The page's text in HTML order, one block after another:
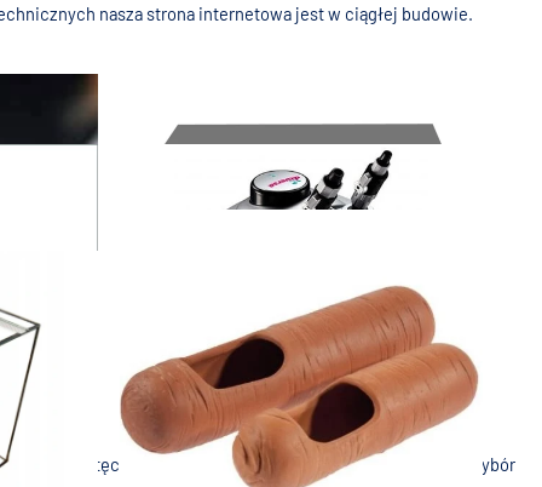
nasza strona internetowa jest w ciągłej budowie.
kraby tęczowe, żabki, krewetki,raki. Posiadamy bogaty wybór
Filtry
Ozdoby
kraby tęczowe, żabki, krewetki,raki. Posiadamy bogaty wybór